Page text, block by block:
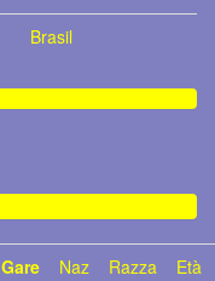
Brasil
Gare Naz Razza
Età